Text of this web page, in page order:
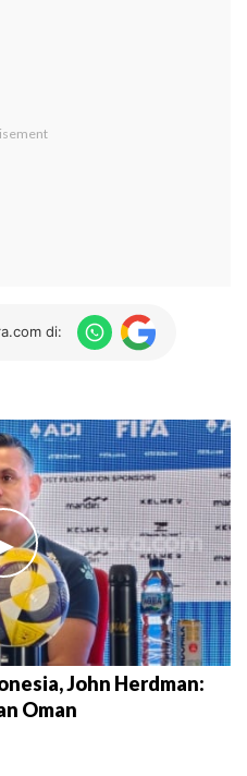
di:
John Herdman:
Oman